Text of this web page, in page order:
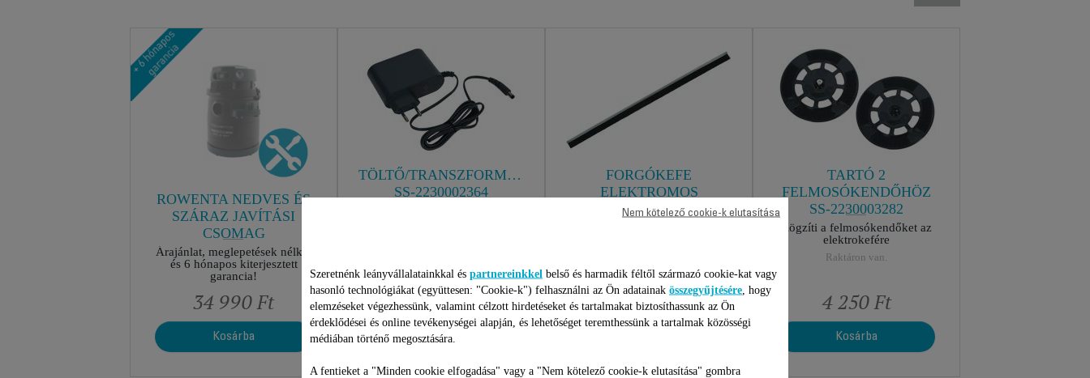
ROWENTA NEDVES ÉS
SZÁRAZ JAVÍTÁSI
CSOMAG
Árajánlat, meglepetések nélkül
és 6 hónapos kiterjesztett
garancia!
34 990 Ft
Kosárba
TÖLTŐ/TRANSZFORMÁTOR
SS-2230002364
6 375 Ft
Kosárba
FORGÓKEFE
ELEKTROMOS
KEFÉHEZ SS-2230003280
1 695 Ft
TARTÓ 2
FELMOSÓKENDŐHÖZ
SS-2230003282
Rögzíti a felmosókendőket az
elektrokefére
Raktáron van.
4 250 Ft
Kosárba
Szeretnénk leányvállalatainkkal és partnereinkkel belső és harmadik féltől származó cookie-kat vagy
hasonló technológiákat (együttesen: "Cookie-k") felhasználni az Ön adatainak összegyűjtésére , hogy
elemzéseket végezhessünk, valamint célzott hirdetéseket és tartalmakat biztosíthassunk az Ön
érdeklődései és online tevékenységei alapján, és lehetőséget teremthessünk a tartalmak közösségi
médiában történő megosztására.
A fentieket a "Minden cookie elfogadása" vagy a "Nem kötelező cookie-k elutasítása" gombra
Nem kötelező cookie-k elutasítása